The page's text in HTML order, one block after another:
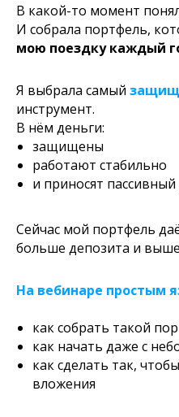
В какой-то момент
И собрала портфель,
мою поездку каждый
Я выбрала самый
инструмент.
В нём деньги:
защищены
работают стабильно
и приносят
Сейчас мой портфель
больше депозита и
На вебинаре простым
как собрать такой
как начать даже с
как сделать так,
вложения